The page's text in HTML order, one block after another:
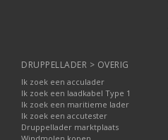
DRUPPELLADER > OVERIG
Ik zoek een acculader
Ik zoek een laadkabel Type 1
Ik zoek een maritieme lader
Ik zoek een accutester
Druppellader marktplaats